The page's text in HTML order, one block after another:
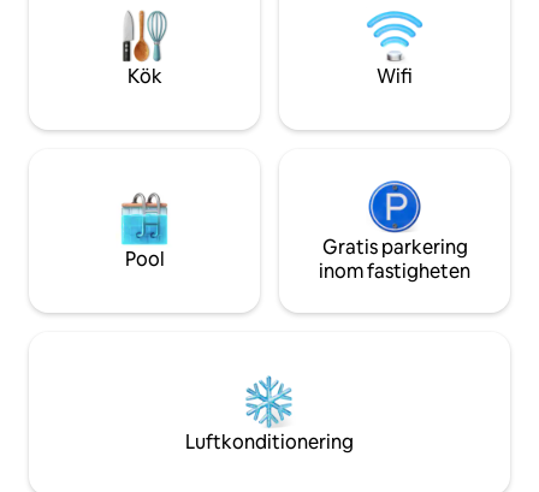
till 7-11 butik i närheten. Kör 5 minuter till
den lokala gatumaten runt universitetet.
här hos oss. Hälsosam frukost serveras
varje dag! Det
Kök Wifi
Pool
Gratis parkering
inom fastigheten
Luftkonditionering